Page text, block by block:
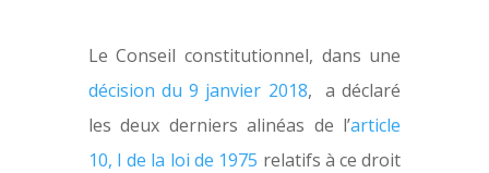
Le Conseil constitutionnel, dans une
décision du 9 janvier 2018, a déclaré
les deux derniers alinéas de l’article
10, I de la loi de 1975 relatifs à ce droit